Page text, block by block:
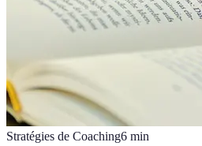
Stratégies de Coaching6 min